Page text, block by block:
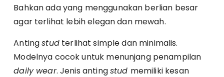
Bahkan ada yang menggunakan berlian besar
agar terlihat lebih elegan dan mewah.
Antingstudterlihat simple dan minimalis.
Modelnya cocok untuk menunjang penampilan
daily wear. Jenis antingstud memiliki kesan